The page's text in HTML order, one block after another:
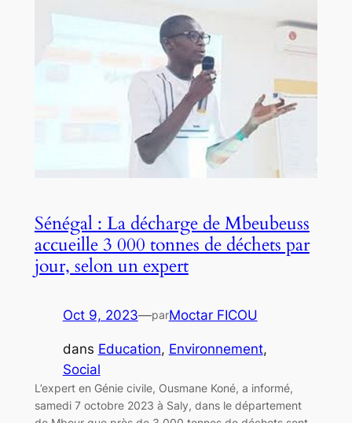
Sénégal : La décharge de Mbeubeuss
accueille 3 000 tonnes de déchets par
jour, selon un expert
Oct 9, 2023—parMoctar FICOU
dans Education, Environnement
Social
L’expert en Génie civile, Ousmane Koné, a informé,
samedi 7 octobre 2023 à Saly, dans le département